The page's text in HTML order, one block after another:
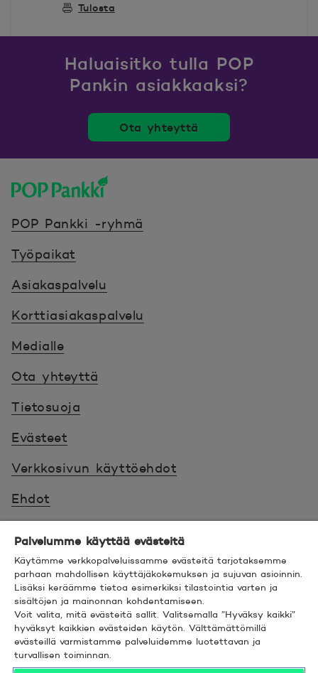
Tulosta
Haluaisitko tulla POP
Pankin asiakkaaksi?
Ota yhteyttä
POP Pankki -ryhmä
Työpaikat
Asiakaspalvelu
Korttiasiakaspalvelu
Medialle
Ota yhteyttä
Tietosuoja
Evästeet
Verkkosivun käyttöehdot
Ehdot
Saavutettavuus
Hyödyllistä tietää
© 2026 POP Pankki,Hevosenkenkä 3, 02600
ESPOO
Palvelumme käyttää evästeitä
Käytämme verkkopalveluissamme evästeitä tarjotaksemme
parhaan mahdollisen käyttäjäkokemuksen ja sujuvan asioinnin.
Lisäksi keräämme tietoa esimerkiksi tilastointia varten ja
sisältöjen ja mainonnan kohdentamiseen.
Voit valita, mitä evästeitä sallit. Valitsemalla ”Hyväksy kaikki”
hyväksyt kaikkien evästeiden käytön. Välttämättömillä
evästeillä varmistamme palveluidemme luotettavan ja
turvallisen toiminnan.